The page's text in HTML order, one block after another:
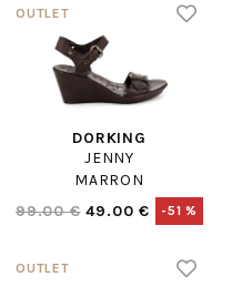
DORKING
JENNY
MARRON
99.00 € 49.00 € -51 %